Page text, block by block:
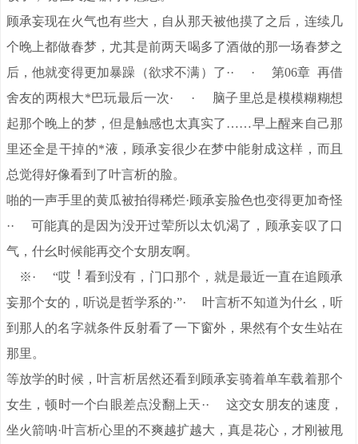
顾承妄现在火气也有些大，自从那天被他摸了之后，连续几
个晚上都做春梦，尤其是前两天喝多了酒做的那一场春梦之
后，他就变得更加暴躁（欲求不满）了·· · 第06章 再借
舍友的两根大*巴玩最后一次· · 脑子里总是模模糊糊想
起那个晚上的梦，但是触感也太真实了……早上醒来自己那
里还全是干掉的*液，顾承妄很少在梦中能射成这样，而且
总觉得好像看到了叶言析的脸。
啪的一声手里的黄瓜被拍得稀烂·顾承妄脸色也变得更加奇怪
·· 可能真的是因为没开过荤所以太饥渴了，顾承妄叹了口
气，什幺时候能再交个女朋友啊。
※· “哎
看到没有，门口那个，就是最近一直在追顾承
妄那个女的，听说是哲学系的·”· 叶言析不知道为什幺，听
到那人的名字就条件反射看了一下窗外，果然有个女生站在
那里。
等放学的时候，叶言析居然还看到顾承妄骑着单车载着那个
女生，顿时一个白眼差点没翻上天·· 这交女朋友的速度，
坐火箭呐·叶言析心里的不爽越扩越大，真是花心，才刚被甩